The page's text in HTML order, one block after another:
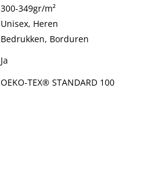
300-349gr/m²
Unisex, Heren
Bedrukken, Borduren
Ja
OEKO-TEX® STANDARD 100